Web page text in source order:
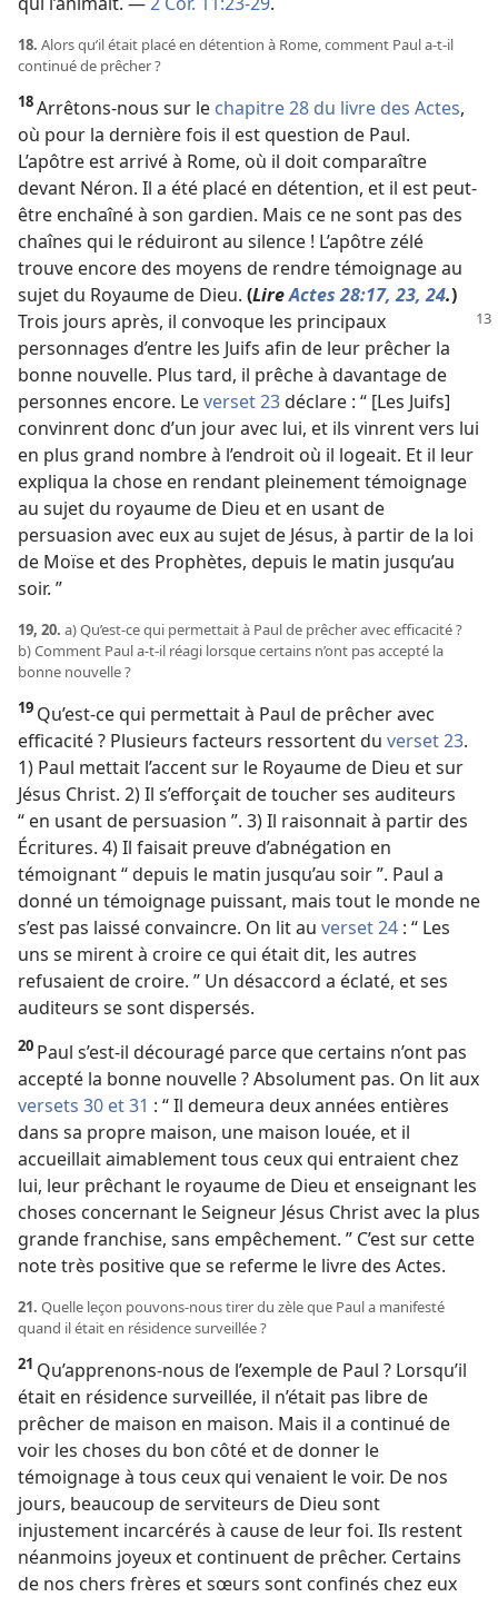
18. Alors qu’il était placé en détention à Rome, comment Paul a-​t-​il
continué de prêcher ?
18Arrêtons-​nous sur le chapitre 28 du livre des Actes,
où pour la dernière fois il est question de Paul.
L’apôtre est arrivé à Rome, où il doit comparaître
devant Néron. Il a été placé en détention, et il est peut-
être enchaîné à son gardien. Mais ce ne sont pas des
chaînes qui le réduiront au silence ! L’apôtre zélé
trouve encore des moyens de rendre témoignage au
sujet du Royaume de Dieu. (LireActes 28:17, 23, 24.)
Trois jours après, il convoque les principaux
personnages d’entre les Juifs afin de leur prêcher la
bonne nouvelle. Plus tard, il prêche à davantage de
personnes encore. Leverset 23déclare : “ [Les Juifs]
convinrent donc d’un jour avec lui, et ils vinrent vers lui
en plus grand nombre à l’endroit où il logeait. Et il leur
expliqua la chose en rendant pleinement témoignage
au sujet du royaume de Dieu et en usant de
persuasion avec eux au sujet de Jésus, à partir de la loi
de Moïse et des Prophètes, depuis le matin jusqu’au
soir. ”
19, 20. a) Qu’est-​ce qui permettait à Paul de prêcher avec efficacité ?
b) Comment Paul a-​t-​il réagi lorsque certains n’ont pas accepté la
bonne nouvelle ?
19 Qu’est-​ce qui permettait à Paul de prêcher avec
efficacité ? Plusieurs facteurs ressortent du verset 23.
1) Paul mettait l’accent sur le Royaume de Dieu et sur
Jésus Christ. 2) Il s’efforçait de toucher ses auditeurs
“ en usant de persuasion ”. 3) Il raisonnait à partir des
Écritures. 4) Il faisait preuve d’abnégation en
témoignant “ depuis le matin jusqu’au soir ”. Paul a
donné un témoignage puissant, mais tout le monde ne
s’est pas laissé convaincre. On lit au verset 24 : “ Les
uns se mirent à croire ce qui était dit, les autres
refusaient de croire. ” Un désaccord a éclaté, et ses
auditeurs se sont dispersés.
20 Paul s’est-​il découragé parce que certains n’ont pas
accepté la bonne nouvelle ? Absolument pas. On lit aux
versets 30 et 31 : “ Il demeura deux années entières
dans sa propre maison, une maison louée, et il
accueillait aimablement tous ceux qui entraient chez
lui, leur prêchant le royaume de Dieu et enseignant les
choses concernant le Seigneur Jésus Christ avec la plus
grande franchise, sans empêchement. ” C’est sur cette
note très positive que se referme le livre des Actes.
21. Quelle leçon pouvons-​nous tirer du zèle que Paul a manifesté
quand il était en résidence surveillée ?
21 Qu’apprenons-​nous de l’exemple de Paul ? Lorsqu’il
était en résidence surveillée, il n’était pas libre de
prêcher de maison en maison. Mais il a continué de
voir les choses du bon côté et de donner le
témoignage à tous ceux qui venaient le voir. De nos
jours, beaucoup de serviteurs de Dieu sont
injustement incarcérés à cause de leur foi. Ils restent
néanmoins joyeux et continuent de prêcher. Certains
de nos chers frères et sœurs sont confinés chez eux